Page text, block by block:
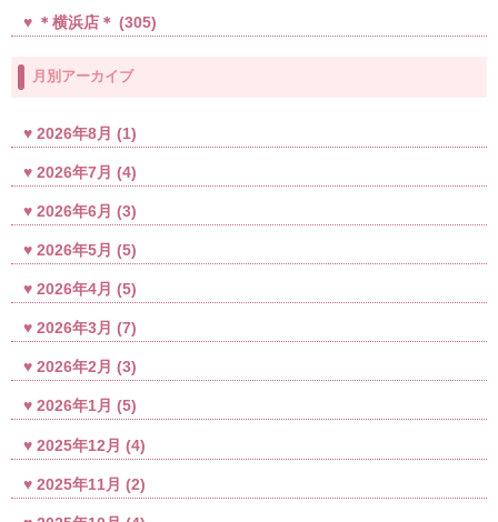
＊横浜店＊ (305)
月別アーカイブ
2026年8月 (1)
2026年7月 (4)
2026年6月 (3)
2026年5月 (5)
2026年4月 (5)
2026年3月 (7)
2026年2月 (3)
2026年1月 (5)
2025年12月 (4)
2025年11月 (2)